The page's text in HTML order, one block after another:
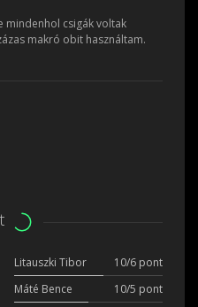
mindenhol csigák voltak
makró obit használtam.
Litauszki Tibor
10/6 pont
Máté Bence
10/5 pont